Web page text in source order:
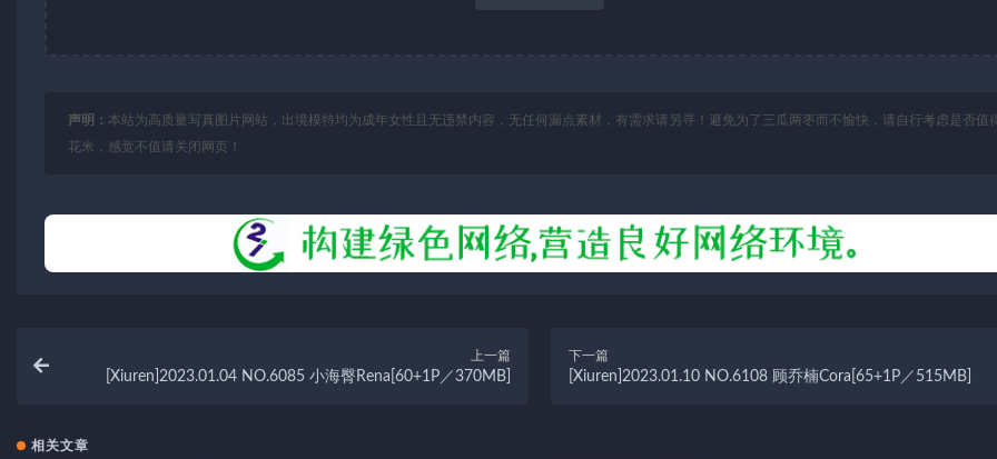
声明： 本站为高质量写真图片网站，出境模特均为成年女性且无违禁内容，无任何漏点素材，有需求请另寻！避免为了三瓜两枣而不愉快，请自行考虑是否值
花米，感觉不值请关闭网页！
上一篇
[Xiuren]2023.01.04 NO.6085 小海臀Rena[60+1P／370MB]
下一篇
[Xiuren]2023.01.10 NO.6108 顾乔楠Cora[65+1P／515MB]
相关文章